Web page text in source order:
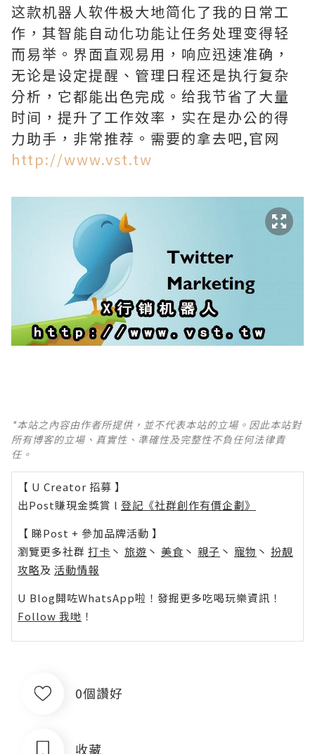
这款机器人软件极大地简化了我的日常工
作，其智能自动化功能让任务处理变得轻
而易举。界面直观易用，响应迅速准确，
无论是设定提醒、管理日程还是执行复杂
分析，它都能出色完成。给我节省了大量
时间，提升了工作效率，实在是办公的得
力助手，非常推荐。需要的拿去吧,官网
http://www.vst.tw
*本站之內容由作者所提供，並不代表本站的立場。因此本站對
所有博客的立場、真實性、準確性及完整性不負任何法律責
任。
【 U Creator 招募 】
出Post賺現金獎賞 l 登記《社群創作有價企劃》
【 睇Post + 參加品牌活動 】
瀏覽更多社群 打卡 丶 旅遊 丶 美食 丶 親子 丶 寵物 丶 扮靚
攻略及 活動情報
U Blog開咗WhatsApp啦！發掘更多吃喝玩樂資訊！
Follow 我哋 ！
0個讚好
收藏